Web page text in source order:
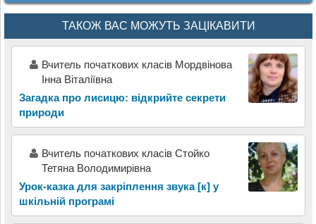
ТАКОЖ ВАС МОЖУТЬ ЗАЦІКАВИТИ
Вчитель початкових класів Мордвінова
Інна Віталіївна
Загадка про лисицю: відкрийте секрети
природи
Вчитель початкових класів Стойко
Тетяна Володимирівна
Урок-казка для закріплення звука [к] у
шкільній програмі